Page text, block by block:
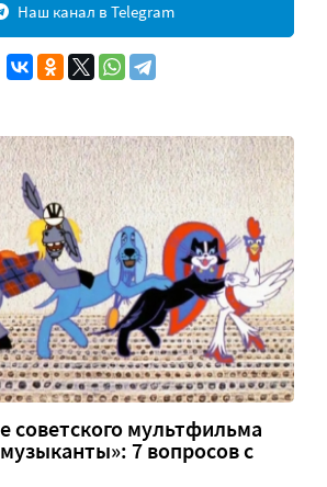
Наш канал в Telegram
советского мультфильма
7 вопросов с